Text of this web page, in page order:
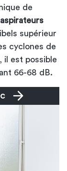
de
aspirateurs
supérieur
cyclones de
il est possible
66-68 dB.